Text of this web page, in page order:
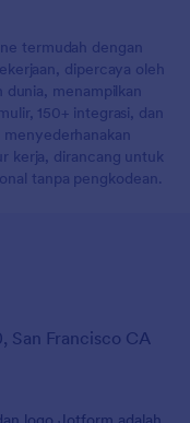
termudah dengan
dipercaya oleh
menampilkan
150+ integrasi, dan
kerja, dirancang untuk
tanpa pengkodean.
San Francisco CA